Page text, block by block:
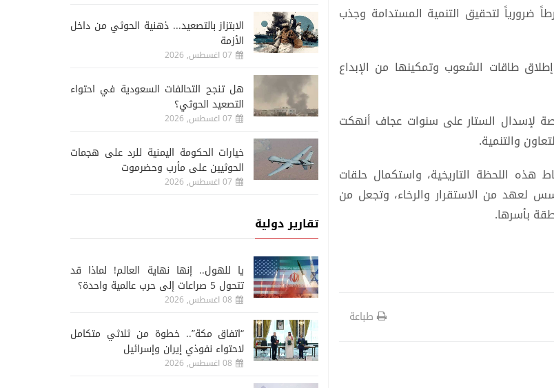
ضرورياً لتحقيق التنمية المستدامة وجذب
طاقات الشعوب وتمكينها من الإبداع
لإسدال الستار على سنوات عجاف أنهكت
والتنمية.
اللحظة التاريخية، واستكمال حلقات
لعهد من الاستقرار والرخاء، وتجعل من
بأسرها.
طباعة
الابتزاز بالتصعيد... ذهنية الحوثي من داخل
الأزمة
07 اغسطس, 2026
هل تنجح التحالفات السعودية في احتواء
التصعيد الحوثي؟
07 اغسطس, 2026
خيارات الحكومة اليمنية للرد على هجمات
الحوثيين على مأرب وحضرموت
07 اغسطس, 2026
تقارير دولية
يا للهول.. إنها نهاية العالم! لماذا قد
تتحول 5 صراعات إلى حرب عالمية واحدة؟
08 اغسطس, 2026
“اتفاق مكة”.. خطوة من ثلاثي متكامل
لاحتواء نفوذي إيران وإسرائيل
08 اغسطس, 2026